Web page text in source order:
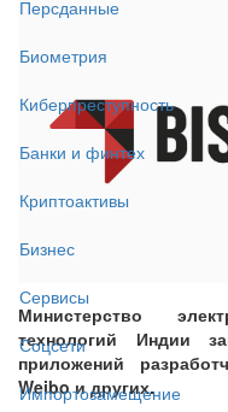
Персданные
Биометрия
Киберпреступность
Банки и финтех
Криптоактивы
Бизнес
Сервисы
Соцсети
Импортозамещение
Министерство
технологий Индии
приложений
Weibo и других.